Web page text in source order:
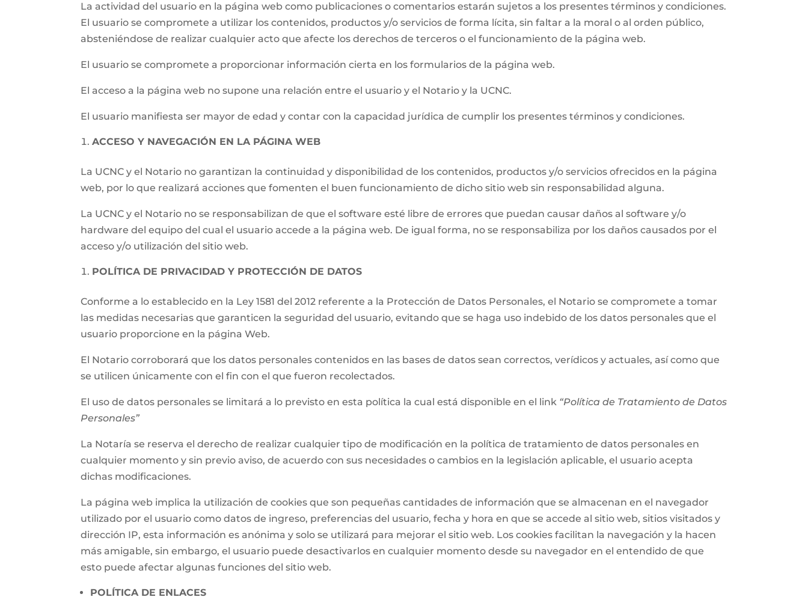
La actividad del usuario en la página web como publicaciones o comentarios estarán sujetos a los presentes términos y condiciones.
El usuario se compromete a utilizar los contenidos, productos y/o servicios de forma lícita, sin faltar a la moral o al orden público,
absteniéndose de realizar cualquier acto que afecte los derechos de terceros o el funcionamiento de la página web.
El usuario se compromete a proporcionar información cierta en los formularios de la página web.
El acceso a la página web no supone una relación entre el usuario y el Notario y la UCNC.
El usuario manifiesta ser mayor de edad y contar con la capacidad jurídica de cumplir los presentes términos y condiciones.
ACCESO Y NAVEGACIÓN EN LA PÁGINA WEB
La UCNC y el Notario no garantizan la continuidad y disponibilidad de los contenidos, productos y/o servicios ofrecidos en la página
web, por lo que realizará acciones que fomenten el buen funcionamiento de dicho sitio web sin responsabilidad alguna.
La UCNC y el Notario no se responsabilizan de que el software esté libre de errores que puedan causar daños al software y/o
hardware del equipo del cual el usuario accede a la página web. De igual forma, no se responsabiliza por los daños causados por el
acceso y/o utilización del sitio web.
POLÍTICA DE PRIVACIDAD Y PROTECCIÓN DE DATOS
Conforme a lo establecido en la Ley 1581 del 2012 referente a la Protección de Datos Personales, el Notario se compromete a tomar
las medidas necesarias que garanticen la seguridad del usuario, evitando que se haga uso indebido de los datos personales que el
usuario proporcione en la página Web.
El Notario corroborará que los datos personales contenidos en las bases de datos sean correctos, verídicos y actuales, así como que
se utilicen únicamente con el fin con el que fueron recolectados.
El uso de datos personales se limitará a lo previsto en esta política la cual está disponible en el link “Política de Tratamiento de Datos
Personales”
La Notaría se reserva el derecho de realizar cualquier tipo de modificación en la política de tratamiento de datos personales en
cualquier momento y sin previo aviso, de acuerdo con sus necesidades o cambios en la legislación aplicable, el usuario acepta
dichas modificaciones.
La página web implica la utilización de cookies que son pequeñas cantidades de información que se almacenan en el navegador
utilizado por el usuario como datos de ingreso, preferencias del usuario, fecha y hora en que se accede al sitio web, sitios visitados y
dirección IP, esta información es anónima y solo se utilizará para mejorar el sitio web. Los cookies facilitan la navegación y la hacen
más amigable, sin embargo, el usuario puede desactivarlos en cualquier momento desde su navegador en el entendido de que
esto puede afectar algunas funciones del sitio web.
POLÍTICA DE ENLACES